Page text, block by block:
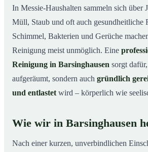
In Messie-Haushalten sammeln sich über
Müll, Staub und oft auch gesundheitliche
Schimmel, Bakterien und Gerüche
Reinigung meist unmöglich. Eine
Reinigung in Barsinghausen sorgt
aufgeräumt, sondern auch gründlich
und entlastet wird – körperlich wie
Wie wir in Barsinghausen
Nach einer kurzen, unverbindlichen